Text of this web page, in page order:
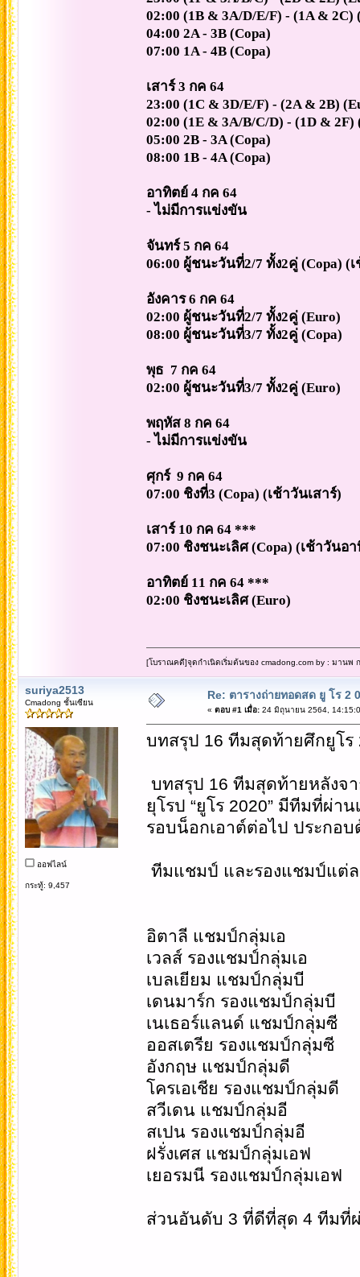
02:00 (1B & 3A/D/E/F) - (1A & 2C)
04:00 2A - 3B (Copa)
07:00 1A - 4B (Copa)
เสาร์ 3 กค 64
23:00 (1C & 3D/E/F) - (2A & 2B)
02:00 (1E & 3A/B/C/D) - (1D & 2F)
05:00 2B - 3A (Copa)
08:00 1B - 4A (Copa)
อาทิตย์ 4 กค 64
- ไม่มีการแข่งขัน
จันทร์ 5 กค 64
06:00 ผู้ชนะวันที่2/7 ทั้ง2คู่ (Copa) (
อังคาร 6 กค 64
02:00 ผู้ชนะวันที่2/7 ทั้ง2คู่ (Euro)
08:00 ผู้ชนะวันที่3/7 ทั้ง2คู่ (Copa)
พุธ 7 กค 64
02:00 ผู้ชนะวันที่3/7 ทั้ง2คู่ (Euro)
พฤหัส 8 กค 64
- ไม่มีการแข่งขัน
ศุกร์ 9 กค 64
07:00 ชิงที่3 (Copa) (เช้าวันเสาร์)
เสาร์ 10 กค 64 ***
07:00 ชิงชนะเลิศ (Copa) (เช้าวันอ
อาทิตย์ 11 กค 64 ***
02:00 ชิงชนะเลิศ (Euro)
[โบราณคดี]จุดกำเนิดเริ่มต้นของ cmadong.com by : มานพ
suriya2513
Cmadong ชั้นเซียน
ออฟไลน์
กระทู้: 9,457
Re: ตารางถ่ายทอดสด ยู โร 2
« ตอบ #1 เมื่อ:24 มิถุนายน 2564,
บทสรุป 16 ทีมสุดท้ายศึกยูโ
บทสรุป 16 ทีมสุดท้ายหลังจ
ยุโรป “ยูโร 2020” มีทีมที่ผ่าน
รอบน็อกเอาต์ต่อไป ประกอบ
ทีมแชมป์ และรองแชมป์แต่
อิตาลี แชมป์กลุ่มเอ
เวลส์ รองแชมป์กลุ่มเอ
เบลเยียม แชมป์กลุ่มบี
เดนมาร์ก รองแชมป์กลุ่มบี
เนเธอร์แลนด์ แชมป์กลุ่มซี
ออสเตรีย รองแชมป์กลุ่มซี
อังกฤษ แชมป์กลุ่มดี
โครเอเชีย รองแชมป์กลุ่มดี
สวีเดน แชมป์กลุ่มอี
สเปน รองแชมป์กลุ่มอี
ฝรั่งเศส แชมป์กลุ่มเอฟ
เยอรมนี รองแชมป์กลุ่มเอฟ
ส่วนอันดับ 3 ที่ดีที่สุด 4 ทีมที่